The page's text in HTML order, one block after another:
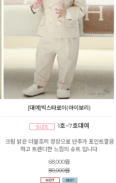
[대여]빅스타로이(아이보리)
1호~7호대여
크림 밝은 더블조끼 정장으로 단추가 포인트깔끔
하고 트렌디한 느낌의 슈트 입니다.
68,000원
80,000원